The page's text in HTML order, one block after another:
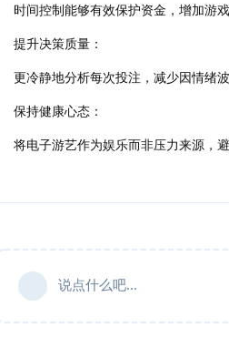
时间控制能够有效保护资金，增加游戏
提升决策质量：
更冷静地分析每次投注，减少因情绪波
保持健康心态：
将电子游艺作为娱乐而非压力来源，
说点什么吧...